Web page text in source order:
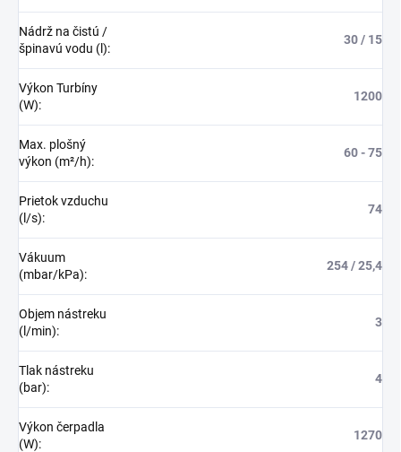
Nádrž na čistú /
špinavú vodu (l):
30 / 15
Výkon Turbíny
(W):
1200
Max. plošný
výkon (m²/h):
60 - 75
Prietok vzduchu
(l/s):
74
Vákuum
(mbar/kPa):
254 / 25,4
Objem nástreku
(l/min):
3
Tlak nástreku
(bar):
4
Výkon čerpadla
(W):
1270